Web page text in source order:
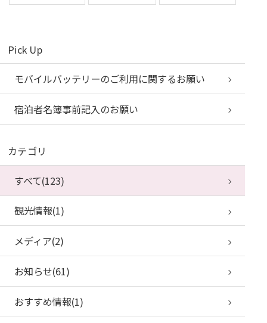
Pick Up
モバイルバッテリーのご利用に関するお願い
宿泊者名簿事前記入のお願い
カテゴリ
すべて(123)
観光情報(1)
メディア(2)
お知らせ(61)
おすすめ情報(1)